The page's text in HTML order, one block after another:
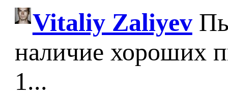
Vitaliy Zaliyev
наличие хороших
1...